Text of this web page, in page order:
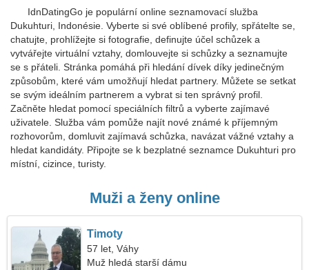
IdnDatingGo je populární online seznamovací služba
Dukuhturi, Indonésie. Vyberte si své oblíbené profily, spřátelte se,
chatujte, prohlížejte si fotografie, definujte účel schůzek a
vytvářejte virtuální vztahy, domlouvejte si schůzky a seznamujte
se s přáteli. Stránka pomáhá při hledání dívek díky jedinečným
způsobům, které vám umožňují hledat partnery. Můžete se setkat
se svým ideálním partnerem a vybrat si ten správný profil.
Začněte hledat pomocí speciálních filtrů a vyberte zajímavé
uživatele. Služba vám pomůže najít nové známé k příjemným
rozhovorům, domluvit zajímavá schůzka, navázat vážné vztahy a
hledat kandidáty. Připojte se k bezplatné seznamce Dukuhturi pro
místní, cizince, turisty.
Muži a ženy online
Timoty
57 let, Váhy
Muž hledá starší dámu